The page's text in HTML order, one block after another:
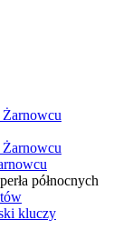
północnych
kluczy